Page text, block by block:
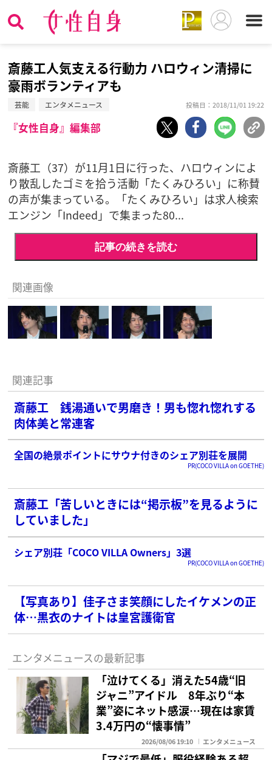
斎藤工人気支える行動力 ハロウィン清掃に
豪雨ボランティアも
芸能 エンタメニュース 投稿日：2018/11/01 19:22
『女性自身』編集部
斎藤工（37）が11月1日に行った、ハロウィンによ
り散乱したゴミを拾う活動「たくみひろい」に称賛
の声が集まっている。「たくみひろい」は求人検索
エンジン「Indeed」で集まった80...
記事の続きを読む
関連画像
関連記事
斎藤工 銭湯通いで男磨き！男も惚れ惚れする
肉体美と常連客
全国の絶景ポイントにサウナ付きのシェア別荘を展開
PR(COCO VILLA on GOETHE)
斎藤工「苦しいときには“掲示板”を見るように
していました」
シェア別荘「COCO VILLA Owners」3選
PR(COCO VILLA on GOETHE)
【写真あり】佳子さま笑顔にしたイケメンの正
体…黒衣のナイトは皇宮護衛官
エンタメニュースの最新記事
「泣けてくる」消えた54歳“旧
ジャニ”アイドル 8年ぶり“本
業”姿にネット感涙…現在は家賃
3.4万円の“懐事情”
2026/08/06 19:10 エンタメニュース